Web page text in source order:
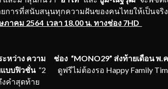
การที่สนับสนุนทุกความฝันของคนไทยให้เป็นจริ
าคม 2564 เวลา 18.00 น. ทางช่อง 7HD
หว่าง ความ
แบบฟิวชั่น “2
คำสุดท้าย
ช่อง “MONO29” ส่งท้ายเดือน พ
ดูฟรีไม่ต้องรอ Happy Family